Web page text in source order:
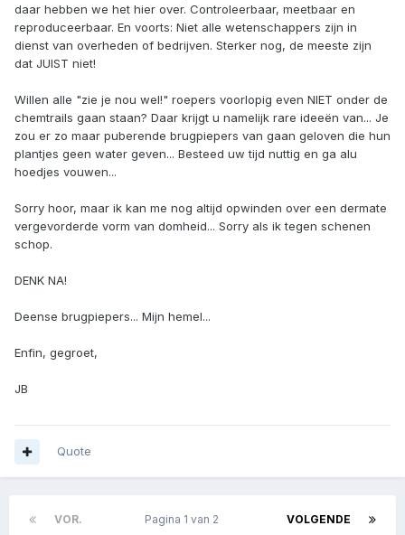
daar hebben we het hier over. Controleerbaar, meetbaar en
reproduceerbaar. En voorts: Niet alle wetenschappers zijn in
dienst van overheden of bedrijven. Sterker nog, de meeste zijn
dat JUIST niet!
Willen alle "zie je nou wel!" roepers voorlopig even NIET onder de
chemtrails gaan staan? Daar krijgt u namelijk rare ideeën van... Je
zou er zo maar puberende brugpiepers van gaan geloven die hun
plantjes geen water geven... Besteed uw tijd nuttig en ga alu
hoedjes vouwen...
Sorry hoor, maar ik kan me nog altijd opwinden over een dermate
vergevorderde vorm van domheid... Sorry als ik tegen schenen
schop.
DENK NA!
Deense brugpiepers... Mijn hemel...
Enfin, gegroet,
JB
Quote
VOR. VOLGENDE
Pagina 1 van 2